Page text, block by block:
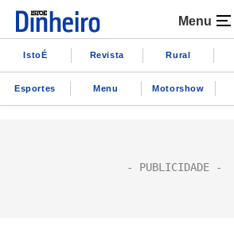
Menu
IstoÉ Revista Rural
Esportes Menu Motorshow